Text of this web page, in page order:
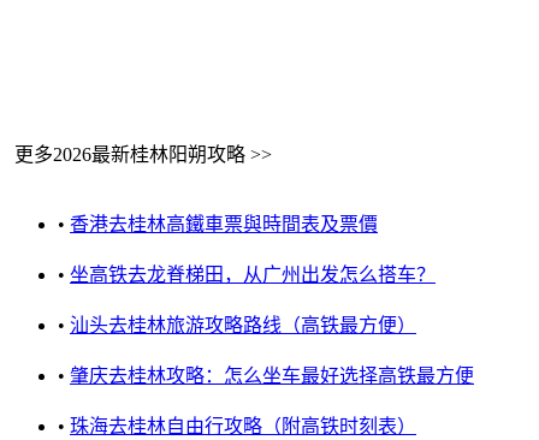
更多2026最新桂林阳朔攻略 >>
• 香港去桂林高鐵車票與時間表及票價
• 坐高铁去龙脊梯田，从广州出发怎么搭车？
• 汕头去桂林旅游攻略路线（高铁最方便）
• 肇庆去桂林攻略：怎么坐车最好选择高铁最方便
• 珠海去桂林自由行攻略（附高铁时刻表）